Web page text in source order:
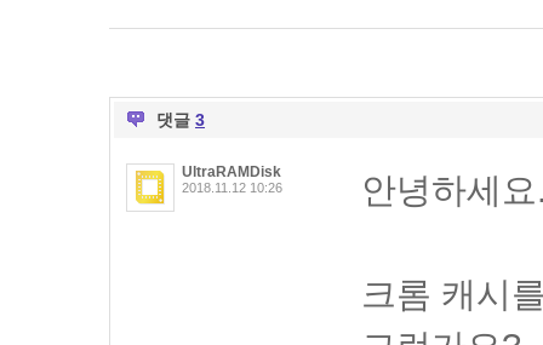
댓글 3
UltraRAMDisk
2018.11.12 10:26 안녕하세
크롬 캐시